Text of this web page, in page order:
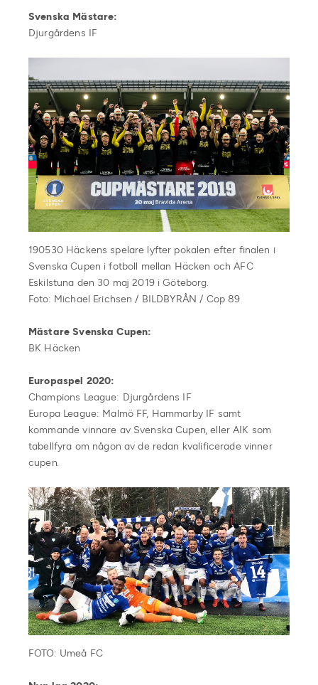
Svenska Mästare:
Djurgårdens IF
190530 Häckens spelare lyfter pokalen efter finalen i
Svenska Cupen i fotboll mellan Häcken och AFC
Eskilstuna den 30 maj 2019 i Göteborg.
Foto: Michael Erichsen / BILDBYRÅN / Cop 89
Mästare Svenska Cupen:
BK Häcken
Europaspel 2020:
Champions League: Djurgårdens IF
Europa League: Malmö FF, Hammarby IF samt
kommande vinnare av Svenska Cupen, eller AIK som
tabellfyra om någon av de redan kvalificerade vinner
cupen.
FOTO: Umeå FC